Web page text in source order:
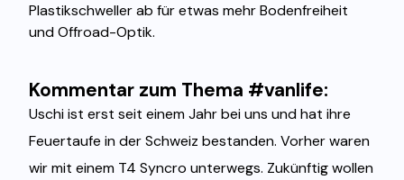
Plastikschweller ab für etwas mehr Bodenfreiheit
und Offroad-Optik.
Kommentar zum Thema #vanlife:
Uschi ist erst seit einem Jahr bei uns und hat ihre
Feuertaufe in der Schweiz bestanden. Vorher waren
wir mit einem T4 Syncro unterwegs. Zukünftig wollen